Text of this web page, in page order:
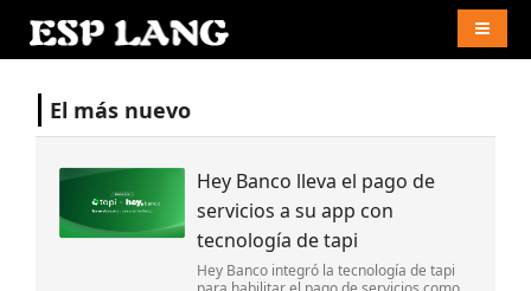
El más nuevo
Hey Banco lleva el pago de
servicios a su app con
tecnología de tapi
Hey Banco integró la tecnología de tapi